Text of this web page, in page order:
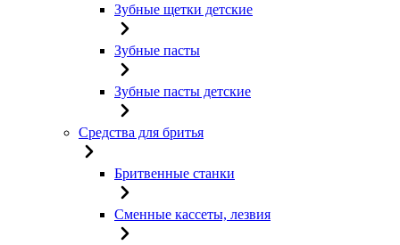
Зубные щетки детские
Зубные пасты
Зубные пасты детские
Средства для бритья
Бритвенные станки
Сменные кассеты, лезвия